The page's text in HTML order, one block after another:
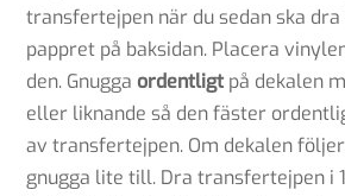
transfertejpen när du sedan ska
pappret på baksidan. Placera
den. Gnuggaordentligt på dekalen
eller liknande så den fäster
av transfertejpen. Om dekalen
gnugga lite till. Dra transfertejpen i